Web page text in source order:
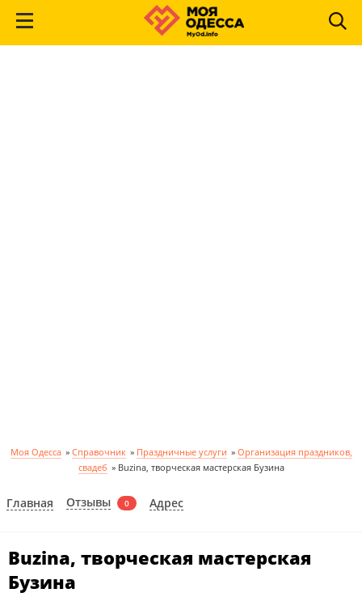
Моя Одесса » Справочник » Праздничные услуги » Организация праздников,
свадеб » Buzina, творческая мастерская Бузина
Главная Отзывы 0 Адрес
Buzina, творческая мастерская
Бузина